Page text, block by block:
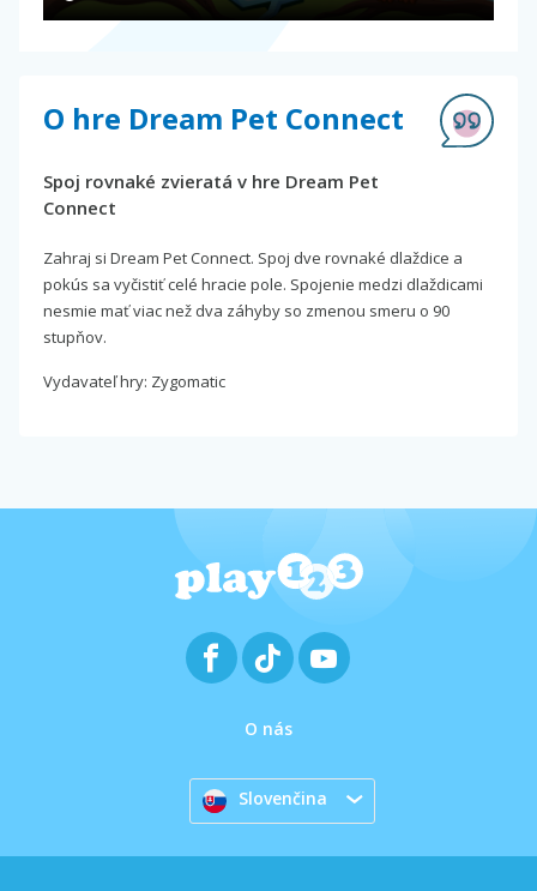
O hre Dream Pet Connect
Spoj rovnaké zvieratá v hre Dream Pet
Connect
Zahraj si Dream Pet Connect. Spoj dve rovnaké dlaždice a
pokús sa vyčistiť celé hracie pole. Spojenie medzi dlaždicami
nesmie mať viac než dva záhyby so zmenou smeru o 90
stupňov.
Vydavateľ hry: Zygomatic
O nás
Slovenčina